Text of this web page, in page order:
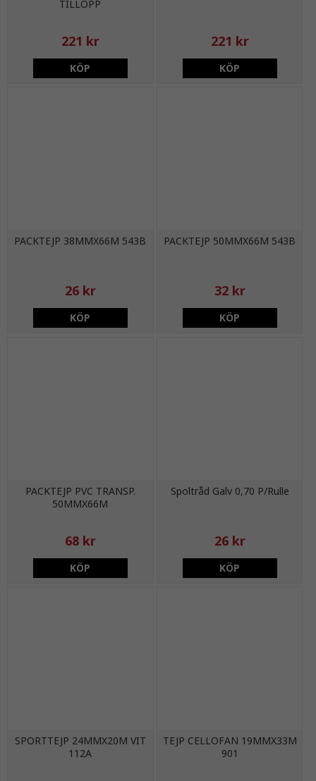
TILLOPP
221 kr
KÖP
221 kr
KÖP
PACKTEJP 38MMX66M 543B
26 kr
KÖP
PACKTEJP 50MMX66M 543B
32 kr
KÖP
PACKTEJP PVC TRANSP.
50MMX66M
68 kr
KÖP
Spoltråd Galv 0,70 P/Rulle
26 kr
KÖP
SPORTTEJP 24MMX20M VIT
112A
TEJP CELLOFAN 19MMX33M
901